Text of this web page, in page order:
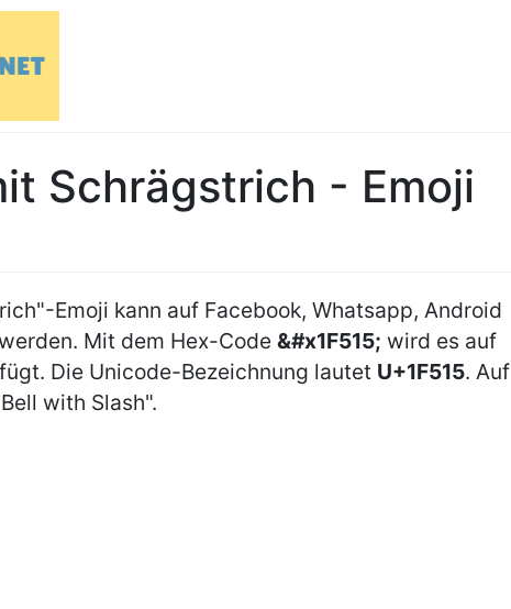
Schrägstrich - Emoji
Emoji kann auf Facebook, Whatsapp, Android
Mit dem Hex-Code &#x1F515; wird es auf
Die Unicode-Bezeichnung lautet U+1F515. Auf
with Slash".